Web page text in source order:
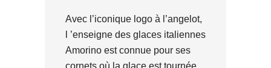
Avec l’iconique logo à l’angelot,
l ’enseigne des glaces italiennes
Amorino est connue pour ses
cornets où la glace est tournée